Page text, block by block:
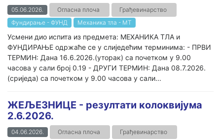
05.06.2026. Огласна плоча
Грађевинарство
Фундирање - ФУНД
Механика тла - МТ
Усмени дио испита из предмета: МЕХАНИКА ТЛА и
ФУНДИРАЊЕ одржаће се у слиједећим терминима: - ПРВИ
ТЕРМИН: Дана 16.6.2026.(уторак) са почетком у 9.00
часова у сали број 0.19 - ДРУГИ ТЕРМИН: Дана 08.7.2026.
(сриједа) са почетком у 9.00 часова у сали...
ЖЕЉЕЗНИЦЕ - резултати колоквијума
2.6.2026.
04.06.2026. Огласна плоча
Грађевинарство